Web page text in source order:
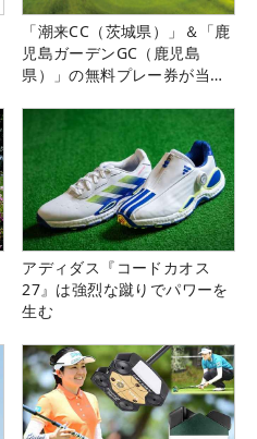
「潮来CC（茨城県）」＆「鹿
児島ガーデンGC（鹿児島
県）」の無料プレー券が当た
アディダス『コードカオス
27』は強烈な蹴りでパワーを
生む